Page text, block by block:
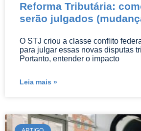
Reforma Tributária:
serão julgados
O STJ criou a classe conflito
para julgar essas novas disputas
Portanto, entender o impacto
Leia mais »